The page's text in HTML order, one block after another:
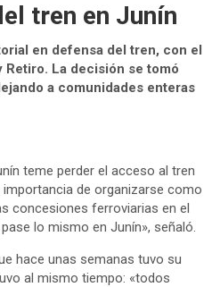
tren en Junín
en defensa del tren, con el
La decisión se tomó
a comunidades enteras
teme perder el acceso al tren
de organizarse como
concesiones ferroviarias en el
lo mismo en Junín», señaló.
hace unas semanas tuvo su
al mismo tiempo: «todos